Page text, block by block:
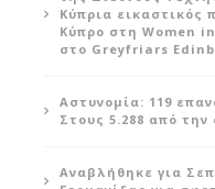
Κύπρια εικαστικός
Κύπρο στη Women
στο Greyfriars
Αστυνομία: 119
Στους 5.288 από
Αναβλήθηκε για